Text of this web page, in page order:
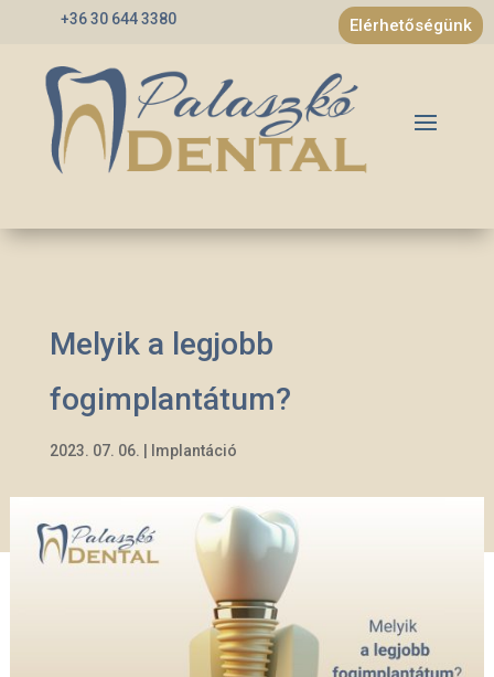
+36 30 644 3380 Elérhetőségünk
Melyik a legjobb
fogimplantátum?
2023. 07. 06. | Implantáció